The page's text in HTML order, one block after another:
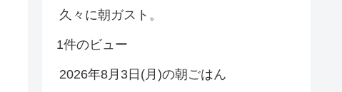
久々に朝ガスト。
1件のビュー
2026年8月3日(月)の朝ごはん